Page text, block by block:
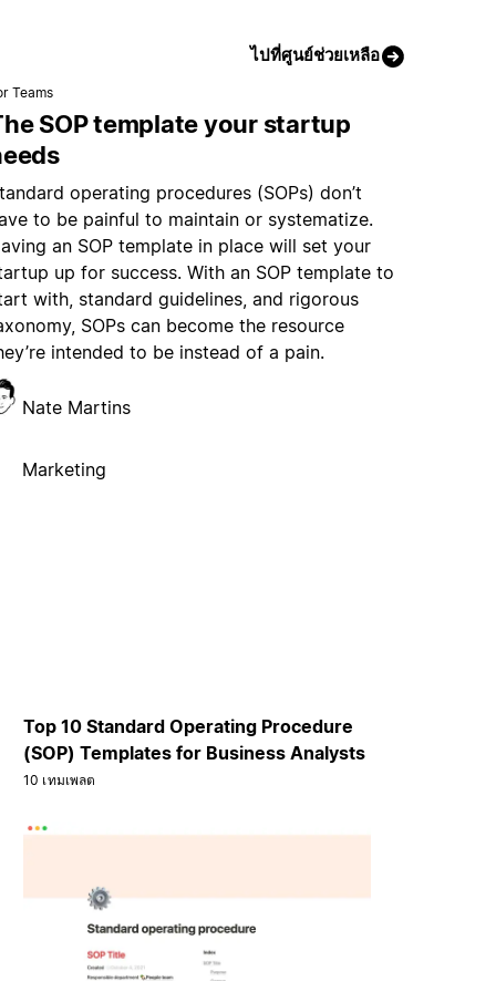
ไปที่ศูนย์ช่วยเหลือ
Teams
SOP template your startup
operating procedures (SOPs) don’t
to be painful to maintain or systematize.
an SOP template in place will set your
up for success. With an SOP template to
with, standard guidelines, and rigorous
SOPs can become the resource
intended to be instead of a pain.
Nate Martins
Marketing
Top 10 Standard Operating Procedure
(SOP) Templates for Business Analysts
10 เทมเพลต